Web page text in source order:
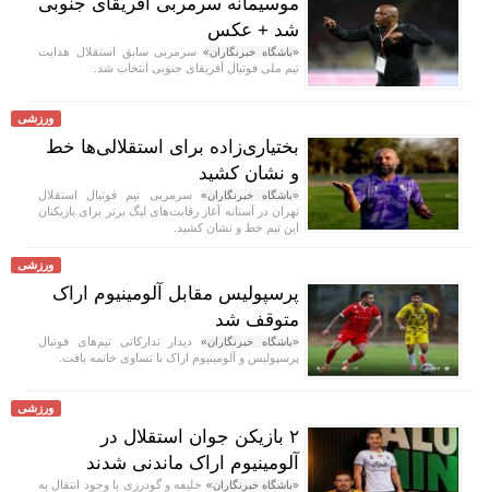
شد + عکس
«باشگاه خبرنگاران»سرمربی سابق استقلال هدایت
تیم ملی فوتبال آفریقای جنوبی انتخاب شد.
ورزشی
بختیاری‌زاده برای استقلالی‌ها خط
و نشان کشید
«باشگاه خبرنگاران» سرمربی تیم فوتبال استقلال
تهران در آستانه آغاز رقابت‌های لیگ برتر برای بازیکنان
این تیم خط و نشان کشید.
ورزشی
پرسپولیس مقابل آلومینیوم اراک
متوقف شد
«باشگاه خبرنگاران»دیدار تدارکاتی تیم‌های فوتبال
پرسپولیس و آلومینیوم اراک با تساوی خاتمه یافت.
ورزشی
۲ بازیکن جوان استقلال در
آلومینیوم اراک ماندنی شدند
«باشگاه خبرنگاران» خلیفه و گودرزی با وجود انتقال به